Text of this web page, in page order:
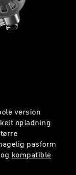
version
opladning
pasform
kompatible